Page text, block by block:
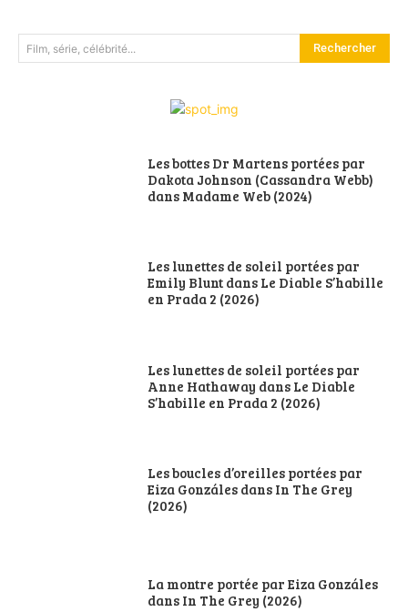
Film, série, célébrité... Rechercher
Les bottes Dr Martens portées par
Dakota Johnson (Cassandra Webb)
dans Madame Web (2024)
Les lunettes de soleil portées par
Emily Blunt dans Le Diable S’habille
en Prada 2 (2026)
Les lunettes de soleil portées par
Anne Hathaway dans Le Diable
S’habille en Prada 2 (2026)
Les boucles d’oreilles portées par
Eiza Gonzáles dans In The Grey
(2026)
La montre portée par Eiza Gonzáles
dans In The Grey (2026)